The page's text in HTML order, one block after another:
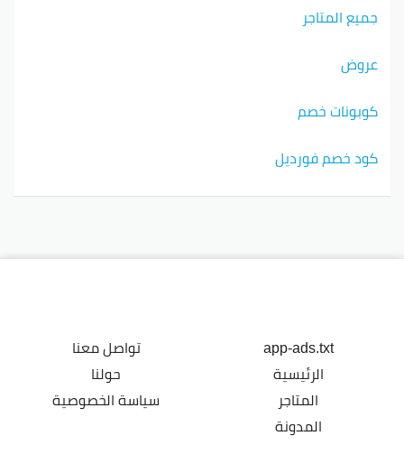
جميع المتاجر
عروض
كوبونات خصم
كود خصم فورديل
app-ads.txt
الرئيسية
المتاجر
المدونة
تواصل معنا
حولنا
سياسة الخصوصية